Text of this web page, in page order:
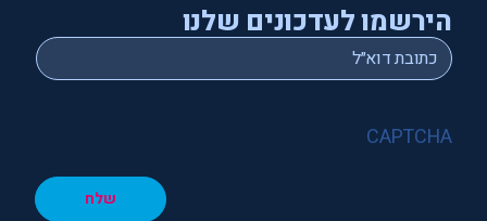
הירשמו לעדכונים שלנו
Email
*
CAPTCHA
שלח